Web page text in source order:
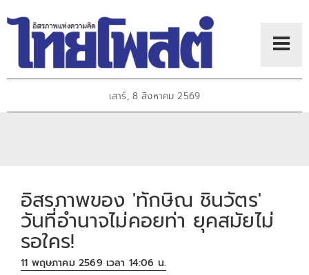
เสาร์, 8 สิงหาคม 2569
อิสรภาพของ 'ทักษิณ ชินวัตร'
วันที่อำนาจไม่คอยท่า ยุคสมัยไม่
รอใคร!
11 พฤษภาคม 2569 เวลา 14:06 น.